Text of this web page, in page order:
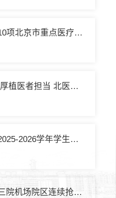
北医三院获批10项北京市重点医疗技术临床应用培训基地
赓续红色血脉 厚植医者担当 北医三院开展庆祝中国共产党成立105周年系列活动
北医三院举行2025-2026学年学生暑期社会实践启动仪式
【医讯】北医三院机场院区连续抢救两名致死性肺栓塞外籍旅客